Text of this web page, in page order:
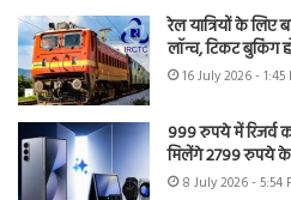
रेल यात्रियों के लिए
लॉन्च, टिकट
16 July 2026 - 1:45
999 रुपये में रिजर्व
मिलेंगे 2799 रुपये
8 July 2026 - 5:54